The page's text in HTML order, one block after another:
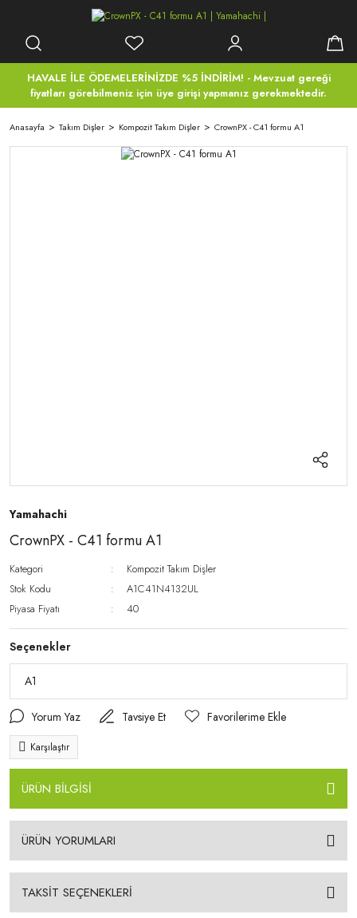
HAVALE İLE ÖDEMELERİNİZDE %5 İNDİRİM! - Mevzuat gereği
fiyatları görebilmeniz için üye girişi yapmanız gerekmektedir.
Anasayfa Takım Dişler Kompozit Takım Dişler CrownPX - C41 formu A1
Yamahachi
CrownPX - C41 formu A1
Kategori
Kompozit Takım Dişler
Stok Kodu
A1C41N4132UL
Piyasa Fiyatı
40
Seçenekler
Yorum Yaz Tavsiye Et
Karşılaştır
ÜRÜN BİLGİSİ
ÜRÜN YORUMLARI
TAKSİT SEÇENEKLERİ